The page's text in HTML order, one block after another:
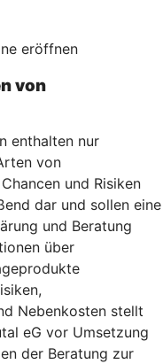
eröffnen
von
enthalten nur
von
und Risiken
dar und sollen eine
und Beratung
über
Nebenkosten stellt
eG vor Umsetzung
der Beratung zur